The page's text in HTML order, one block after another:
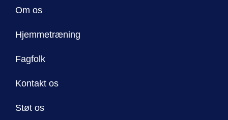
Om os
Hjemmetræning
Fagfolk
Kontakt os
Støt os